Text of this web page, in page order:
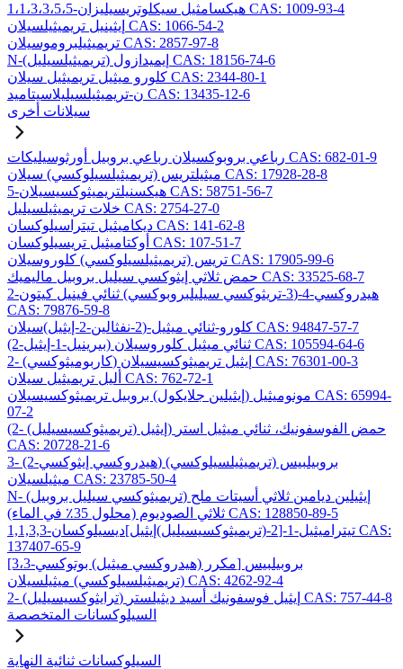
1،1،3،3،5،5-هيكسامثيل سيكلوتريسيليزان CAS: 1009-93-4
إيثينيل تريميثيلسيلان CAS: 1066-54-2
تريميثيلبروموسيلان CAS: 2857-97-8
N-(تريميثيلسيليل) إيميدازول CAS: 18156-74-6
كلورو ميثيل تريميثيل سيلان CAS: 2344-80-1
ن-تريميثيلسيليلاسيتاميد CAS: 13435-12-6
سيلانات أخرى
رباعي بروبوكسيلان رباعي بروبيل أورثوسيليكات CAS: 682-01-9
ميثيلتريس (تريميثيلسيلوكسي) سيلان CAS: 17928-28-8
5-هيكسنيلتريميثوكسيسيلان CAS: 58751-56-7
خلات تريميثيلسيليل CAS: 2754-27-0
ديكاميثيل تيتراسيلوكسان CAS: 141-62-8
أوكتاميثيل تريسيلوكسان CAS: 107-51-7
تريس (تريميثيلسيلوكسي) كلوروسيلان CAS: 17905-99-6
حمض ثلاثي إيثوكسي سيليل بروبيل ماليميك CAS: 33525-68-7
2-هيدروكسي-4-(3-تريثوكسي سيليلبروبوكسي) ثنائي فينيل كيتون
CAS: 79876-59-8
كلورو-ثنائي ميثيل-(2-نفثالين-2-إيثيل)سيلان CAS: 94847-57-7
(2-بيرينيل-1-إيثيل) ثنائي ميثيل كلوروسيلان CAS: 105594-64-6
2- (كاربوميثوكسي) إيثيل تريميثوكسيسيلان CAS: 76301-00-3
أليل تريميثيل سيلان CAS: 762-72-1
مونوميثيل (إيثيلين جلايكول) بروبيل تريميثوكسيسيلان CAS: 65994-
07-2
(2- (تريميثوكسيسيليل) إيثيل) حمض الفوسفونيك، ثنائي ميثيل استر
CAS: 20728-21-6
3- (2-هيدروكسي إيثوكسي) بروبيلبيس (تريميثيلسيلوكسي)
ميثيلسيلان CAS: 23785-50-4
N- (تريميثوكسي سيليل بروبيل) إيثيلين ديامين ثلاثي أسيتات ملح
ثلاثي الصوديوم (محلول 35٪ في الماء) CAS: 128850-89-5
1,1,3,3-تيتراميثيل-1-[2-(تريميثوكسيسيليل)إيثيل]ديسيلوكسان CAS:
137407-65-9
[3،3-مكرر (هيدروكسي ميثيل) بوتوكسي] بروبيلبيس
(تريميثيلسيلوكسي) ميثيلسيلان CAS: 4262-92-4
2- (ترايثوكسيسيليل) إيثيل فوسفونيك أسيد ديثيلستر CAS: 757-44-8
السيلوكسانات المتخصصة
السيلوكسانات ثنائية النهاية